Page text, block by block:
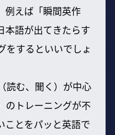
例えば「瞬間英作
本語が出てきたらす
をするといいでしょ
読む、聞く）が中心
のトレーニングが不
ことをパッと英語で